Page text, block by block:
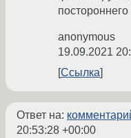
anonymous
19.09.2021
Ссылка
Ответ на:
20:53:28 +00:00